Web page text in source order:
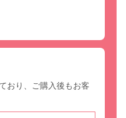
おり、ご購入後もお客